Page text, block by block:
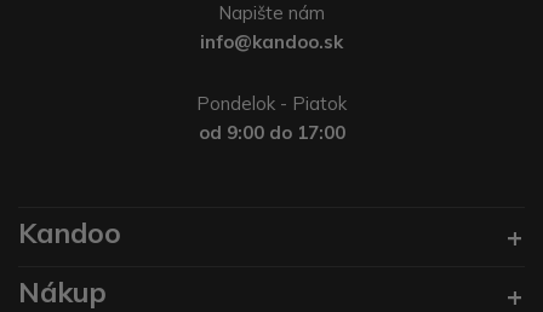
Napište nám
info@kandoo.sk
Pondelok - Piatok
od 9:00 do 17:00
Kandoo
Nákup